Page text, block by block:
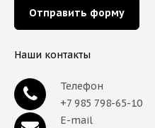
Наши контакты
Телефон
+7 985 798-65-10
E-mail